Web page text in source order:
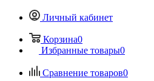
Личный кабинет
Корзина0
Избранные товары0
Сравнение товаров0